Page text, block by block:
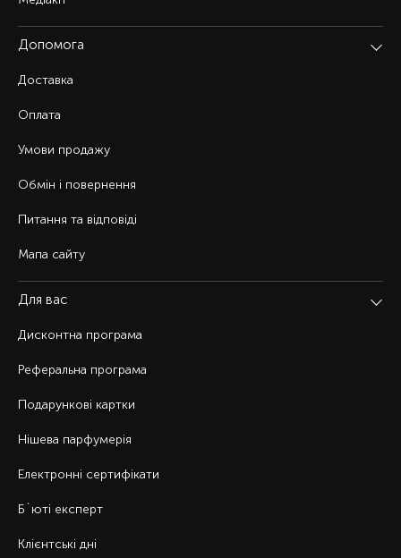
Допомога
Доставка
Оплата
Умови продажу
Обмін і повернення
Питання та відповіді
Мапа сайту
Для вас
Дисконтна програма
Реферальна програма
Подарункові картки
Нішева парфумерія
Електронні сертифікати
Б`юті експерт
Клієнтські дні